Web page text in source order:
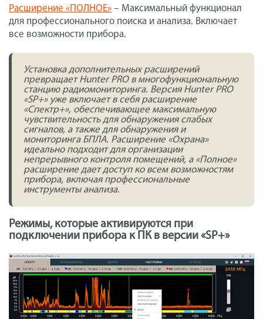
Расширение «ПОЛНОЕ» – Максимальный функционал
для профессионального поиска и анализа. Включает
все возможности прибора.
Установка дополнительных расширений
превращает Hunter PRO в многофункциональную
станцию радиомониторинга. Версия Hunter PRO
«SP+» уже включает в себя расширение
«Спектр+», обеспечивающее максимальную
чувствительность для обнаружения слабых
сигналов, а также для обнаружения и
мониторинга БПЛА. Расширение «Охрана»
идеально подходит для организации
непрерывного контроля помещений, а «Полное»
расширение дает доступ ко всем возможностям
прибора, включая профессиональные
инструменты анализа.
Режимы, которые активируются при
подключении прибора к ПК в версии «SP+»